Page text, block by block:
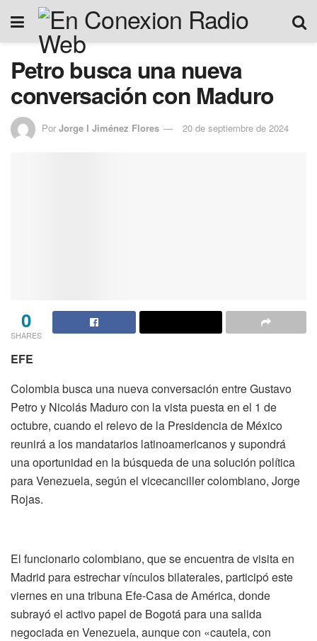
Petro busca una nueva
conversación con Maduro
Por Jorge I Jiménez Flores 20 de septiembre de 2024
0
SHARES
EFE
Colombia busca una nueva conversación entre Gustavo
Petro y Nicolás Maduro con la vista puesta en el 1 de
octubre, cuando el relevo de la Presidencia de México
reunirá a los mandatarios latinoamericanos y supondrá
una oportunidad en la búsqueda de una solución política
para Venezuela, según el vicecanciller colombiano, Jorge
Rojas.
El funcionario colombiano, que se encuentra de visita en
Madrid para estrechar vínculos bilaterales, participó este
viernes en una tribuna Efe-Casa de América, donde
subrayó el activo papel de Bogotá para una salida
negociada en Venezuela, aunque con «cautela, con